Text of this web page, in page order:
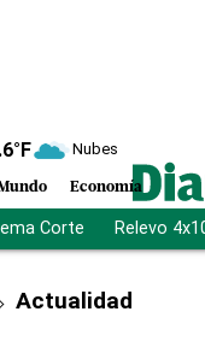
°F Nubes
Economía
Corte Relevo
Actualidad